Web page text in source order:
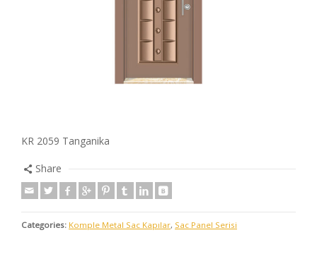
KR 2059 Tanganika
Share
Categories: Komple Metal Sac Kapılar, Sac Panel Serisi